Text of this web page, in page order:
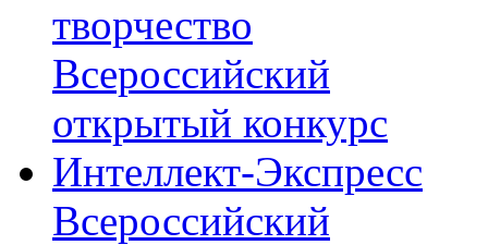
творчество
Всероссийский
открытый конкурс
Интеллект-Экспресс
Всероссийский